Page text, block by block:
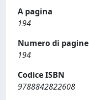
A pagina
194
Numero di pagine
194
Codice ISBN
9788842822608